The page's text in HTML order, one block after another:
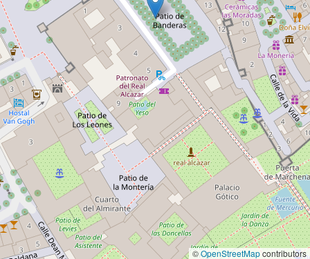
©OpenStreetMapcontributors